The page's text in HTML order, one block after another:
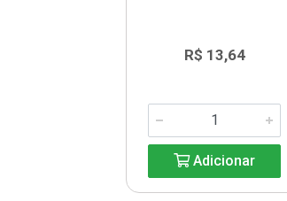
R$ 13,64
Adicionar